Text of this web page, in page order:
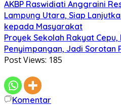
AKBP Raswidiati Anggraini
Lampung Utara, Siap
kepada Masyarakat
Proyek Sekolah Rakyat Cepu,
Penyimpangan, Jadi Sorotan
Post Views: 185
Komentar